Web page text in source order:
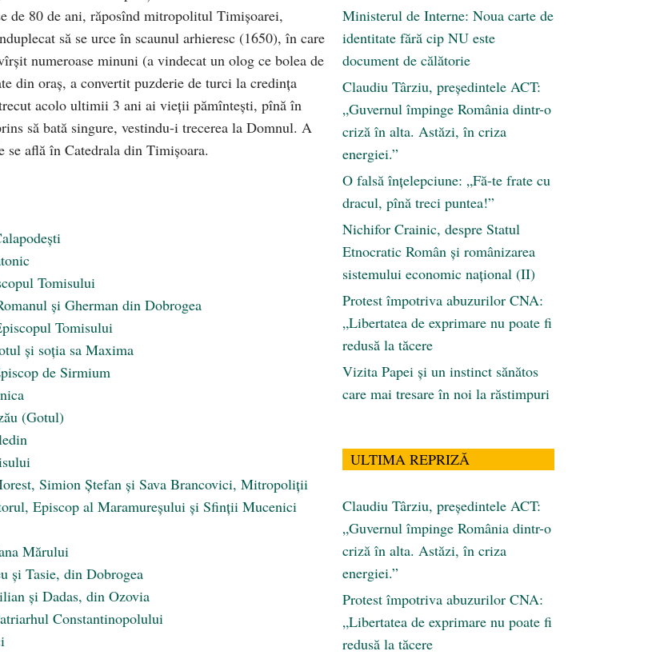
de 80 de ani, răposînd mitropolitul Timișoarei,
să se urce în scaunul arhieresc (1650), în care
numeroase minuni (a vindecat un olog ce bolea de
din oraș, a convertit puzderie de turci la credința
acolo ultimii 3 ani ai vieții pămîntești, pînă în
să bată singure, vestindu-i trecerea la Domnul. A
se află în Catedrala din Timișoara.
Tomisului
și Gherman din Dobrogea
Tomisului
și soția sa Maxima
de Sirmium
(Gotul)
Simion Ștefan și Sava Brancovici, Mitropoliții
Episcop al Maramureșului și Sfinții Mucenici
Mărului
și Tasie, din Dobrogea
și Dadas, din Ozovia
Constantinopolului
Ministerul de Interne: Noua carte de
identitate fără cip NU este
document de călătorie
Claudiu Târziu, președintele ACT:
„Guvernul împinge România dintr-o
criză în alta. Astăzi, în criza
energiei.”
O falsă înțelepciune: „Fă-te frate cu
dracul, pînă treci puntea!”
Nichifor Crainic, despre Statul
Etnocratic Român şi românizarea
sistemului economic naţional (II)
Protest împotriva abuzurilor CNA:
„Libertatea de exprimare nu poate fi
redusă la tăcere
Vizita Papei și un instinct sănătos
care mai tresare în noi la răstimpuri
ULTIMA REPRIZĂ
Claudiu Târziu, președintele ACT:
„Guvernul împinge România dintr-o
criză în alta. Astăzi, în criza
energiei.”
Protest împotriva abuzurilor CNA:
„Libertatea de exprimare nu poate fi
redusă la tăcere